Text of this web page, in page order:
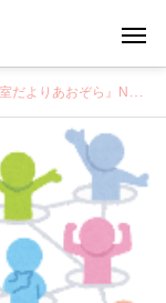
メンタルフ
心理学
よりあおぞら』No.6を発行しました